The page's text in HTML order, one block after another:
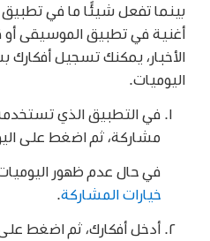
بينما تفعل شيئًا ما في تطبيق
أغنية في تطبيق الموسيقى أو
الأخبار، يمكنك تسجيل
اليوميات.
في التطبيق الذي
مشاركة، ثم اضغط على
في حال عدم ظهور
خيارات المشاركة
أدخل أفكارك، ثم اضغط